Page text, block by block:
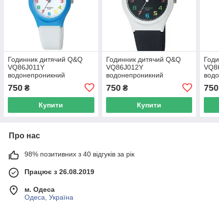
Годинник дитячий Q&Q
VQ86J011Y
водонепроникний
750 ₴
Купити
Годинник дитячий Q&Q
VQ86J012Y
водонепроникний
750₴
Купити
750
Про нас
98% позитивних з 40 відгуків за рік
Працює з 26.08.2019
м. Одеса
Одеса, Україна